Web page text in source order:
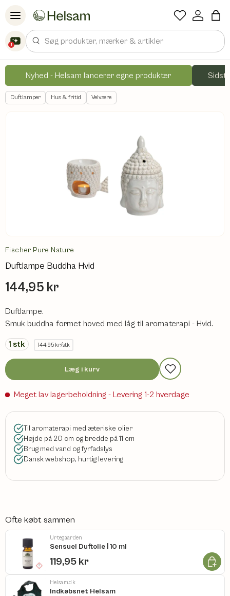
Spring til indhold
1
Søg
Nyhed - Helsam lancerer egne produkter
Duftlamper Hus & fritid Velvære
Fischer Pure Nature
Duftlampe Buddha Hvid
144,95 kr
Duftlampe.
Smuk buddha formet hoved med låg til aromaterapi - Hvid.
1 stk 144,95 kr/stk
Læg i kurv
Meget lav lagerbeholdning - Levering 1-2 hverdage
Til aromaterapi med æteriske olier
Højde på 20 cm og bredde på 11 cm
Brug med vand og fyrfadslys
Dansk webshop, hurtig levering
Ofte købt sammen
Urtegaarden
Sensuel Duftolie | 10 ml
119,95 kr Læg i
Helsam.dk
Indkøbsnet Helsam